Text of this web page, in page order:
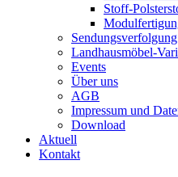
Stoff-
Sendungsverfolgung
Landhausmöbel-
Events
Über uns
AGB
Impressum und
Download
Aktuell
Kontakt